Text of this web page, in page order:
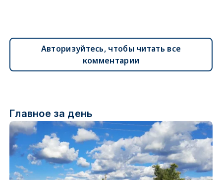
Авторизуйтесь, чтобы читать все
комментарии
Главное за день